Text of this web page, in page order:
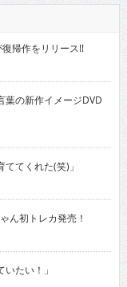
帰作をリリース!!
の新作イメージDVD
てくれた(笑)」
ん初トレカ発売！
たい！」